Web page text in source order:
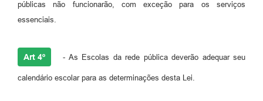
públicas não funcionarão, com exceção para os serviços
essenciais.
Art 4º - As Escolas da rede pública deverão adequar seu
calendário escolar para as determinações desta Lei.